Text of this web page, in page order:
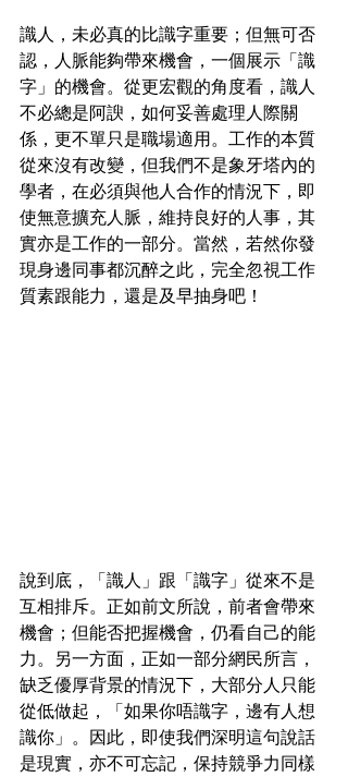
識人，未必真的比識字重要；但無可否
認，人脈能夠帶來機會，一個展示「識
字」的機會。從更宏觀的角度看，識人
不必總是阿諛，如何妥善處理人際關
係，更不單只是職場適用。工作的本質
從來沒有改變，但我們不是象牙塔內的
學者，在必須與他人合作的情況下，即
使無意擴充人脈，維持良好的人事，其
實亦是工作的一部分。當然，若然你發
現身邊同事都沉醉之此，完全忽視工作
質素跟能力，還是及早抽身吧！
說到底，「識人」跟「識字」從來不是
互相排斥。正如前文所說，前者會帶來
機會；但能否把握機會，仍看自己的能
力。另一方面，正如一部分網民所言，
缺乏優厚背景的情況下，大部分人只能
從低做起，「如果你唔識字，邊有人想
識你」。因此，即使我們深明這句說話
是現實，亦不可忘記，保持競爭力同樣